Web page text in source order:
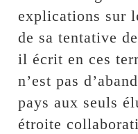
explications sur
de sa tentative
il écrit en ces
n’est pas
pays aux seuls
étroite